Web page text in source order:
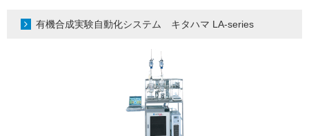
有機合成実験自動化システム キタハマ LA-series